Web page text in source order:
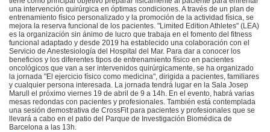
una intervención quirúrgica en óptimas condiciones. A través de un plan de
entrenamiento físico personalizado y la promoción de la actividad física, se
mejora la reserva funcional de los pacientes. "Limited Edition Athletes" (LEA)
es la organización sin ánimo de lucro que trabaja en el fomento del fitness
funcional adaptado y desde 2019 ha establecido una colaboración con el
Servicio de Anestesiología del Hospital del Mar. Para dar a conocer los
beneficios y los diferentes tipos de entrenamiento físico en pacientes
oncológicos que van a ser intervenidos quirúrgicamente, se ha organizado
la jornada "El ejercicio físico como medicina", dirigida a pacientes, familiares
y cualquier persona interesada. La jornada tendrá lugar en la Sala Josep
Marull el próximo viernes 19 de abril de 9 a 14h. En el evento, habrá varias
mesas redondas con pacientes y profesionales. También está contemplada
una sesión demostrativa de CrossFit para pacientes y profesionales que se
llevará a cabo en el patio del Parque de Investigación Biomédica de
Barcelona a las 13h.